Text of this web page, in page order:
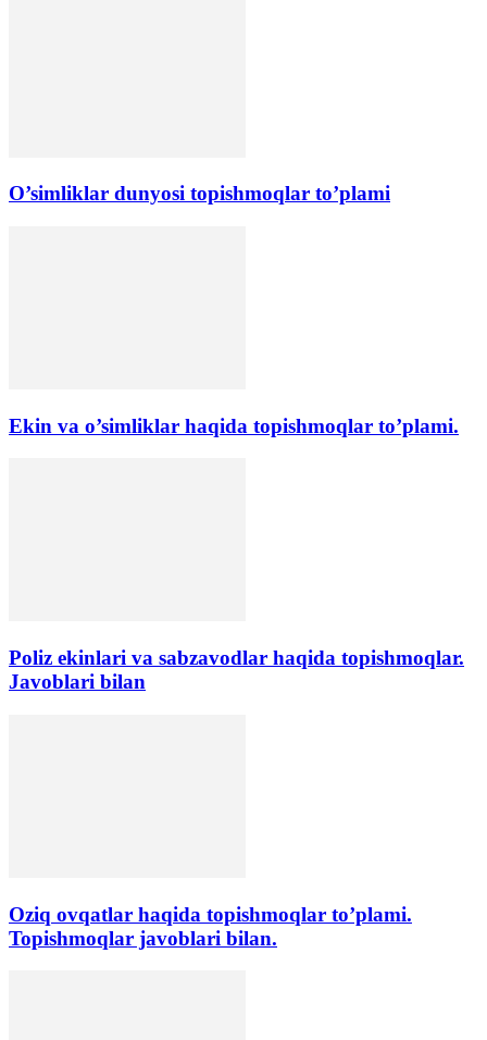
O’simliklar dunyosi topishmoqlar to’plami
Ekin va o’simliklar haqida topishmoqlar to’plami.
Poliz ekinlari va sabzavodlar haqida topishmoqlar.
Javoblari bilan
Oziq ovqatlar haqida topishmoqlar to’plami.
Topishmoqlar javoblari bilan.